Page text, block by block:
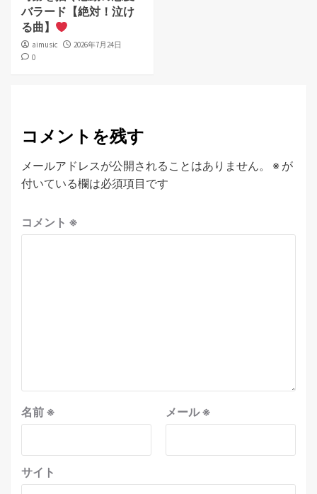
バラード【絶対！泣け
る曲】
aimusic
2026年7月24日
0
コメントを残す
メールアドレスが公開されることはありません。 ※ が
付いている欄は必須項目です
コメント ※
名前 ※ メール※
サイト